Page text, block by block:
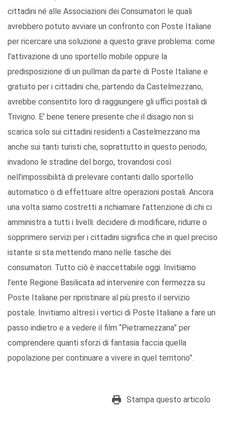
cittadini né alle Associazioni dei Consumatori le quali
avrebbero potuto avviare un confronto con Poste Italiane
per ricercare una soluzione a questo grave problema: come
l’attivazione di uno sportello mobile oppure la
predisposizione di un pullman da parte di Poste Italiane e
gratuito per i cittadini che, partendo da Castelmezzano,
avrebbe consentito loro di raggiungere gli uffici postali di
Trivigno. E’ bene tenere presente che il disagio non si
scarica solo sui cittadini residenti a Castelmezzano ma
anche sui tanti turisti che, soprattutto in questo periodo,
invadono le stradine del borgo, trovandosi così
nell’impossibilità di prelevare contanti dallo sportello
automatico o di effettuare altre operazioni postali. Ancora
una volta siamo costretti a richiamare l’attenzione di chi ci
amministra a tutti i livelli: decidere di modificare, ridurre o
sopprimere servizi per i cittadini significa che in quel preciso
istante si sta mettendo mano nelle tasche dei
consumatori. Tutto ciò è inaccettabile oggi. Invitiamo
l’ente Regione Basilicata ad intervenire con fermezza su
Poste Italiane per ripristinare al più presto il servizio
postale. Invitiamo altresì i vertici di Poste Italiane a fare un
passo indietro e a vedere il film “Pietramezzana” per
comprendere quanti sforzi di fantasia faccia quella
popolazione per continuare a vivere in quel territorio”.
Stampa questo articolo